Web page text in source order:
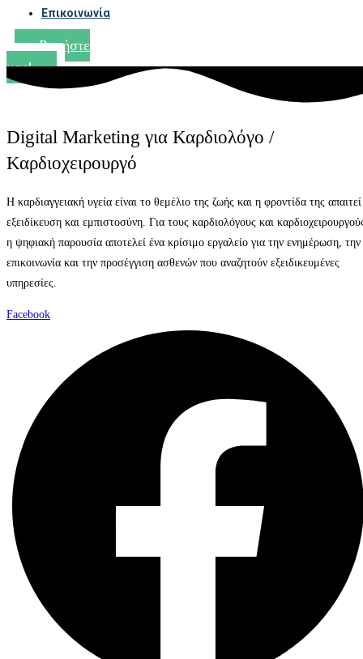
Επικοινωνία
Ρωτήστε
μας!
Digital Marketing για Καρδιολόγο /
Καρδιοχειρουργό
Η καρδιαγγειακή υγεία είναι το θεμέλιο της ζωής και η φροντίδα της απαιτεί
εξειδίκευση και εμπιστοσύνη. Για τους καρδιολόγους και
η ψηφιακή παρουσία αποτελεί ένα κρίσιμο εργαλείο για την ενημέρωση, την
επικοινωνία και την προσέγγιση ασθενών που αναζητούν εξειδικευμένες
υπηρεσίες.
Facebook